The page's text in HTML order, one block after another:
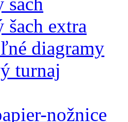
šach extra
diagramy
turnaj
nožnice